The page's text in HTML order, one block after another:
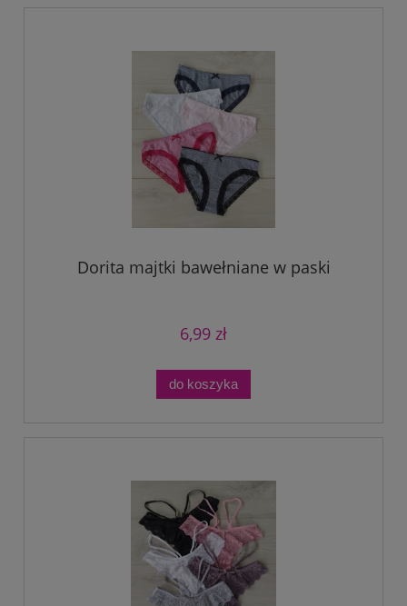
Dorita majtki bawełniane w paski
6,99 zł
do koszyka